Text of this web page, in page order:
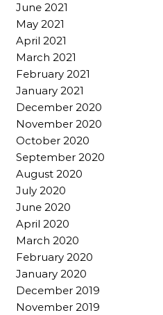
June 2021
May 2021
April 2021
March 2021
February 2021
January 2021
December 2020
November 2020
October 2020
September 2020
August 2020
July 2020
June 2020
April 2020
March 2020
February 2020
January 2020
December 2019
November 2019